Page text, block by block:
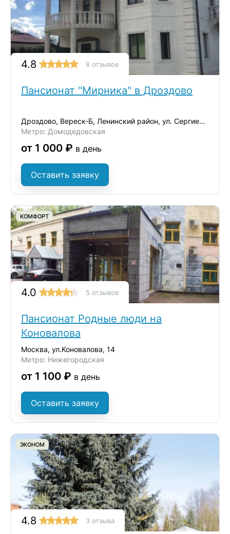
4.8 8 отзывов
Пансионат "Мирника" в Дроздово
Дроздово, Вереск-Б, Ленинский район, ул. Сергиевская, д.17А
Метро: Домодедовская
от 1 000 ₽ в день
Оставить заявку
КОМФОРТ
4.0 5 отзывов
Пансионат Родные люди на
Коновалова
Москва, ул.Коновалова, 14
Метро: Нижегородская
от 1 100 ₽ в день
Оставить заявку
ЭКОНОМ
4.8 3 отзыва